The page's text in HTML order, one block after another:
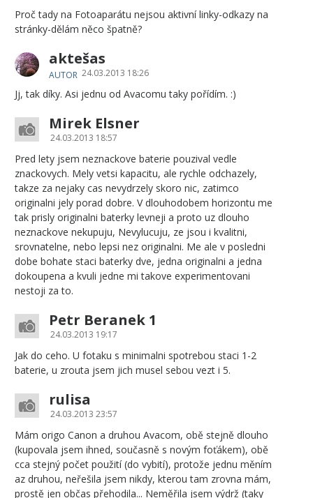
Proč tady na Fotoaparátu nejsou aktivní linky-odkazy na
stránky-dělám něco špatně?
aktešas
AUTOR 24.03.2013 18:26
Jj, tak díky. Asi jednu od Avacomu taky pořídím. :)
Mirek Elsner
24.03.2013 18:57
Pred lety jsem neznackove baterie pouzival vedle
znackovych. Mely vetsi kapacitu, ale rychle odchazely,
takze za nejaky cas nevydrzely skoro nic, zatimco
originalni jely porad dobre. V dlouhodobem horizontu me
tak prisly originalni baterky levneji a proto uz dlouho
neznackove nekupuju, Nevylucuju, ze jsou i kvalitni,
srovnatelne, nebo lepsi nez originalni. Me ale v posledni
dobe bohate staci baterky dve, jedna originalni a jedna
dokoupena a kvuli jedne mi takove experimentovani
nestoji za to.
Petr Beranek 1
24.03.2013 19:17
Jak do ceho. U fotaku s minimalni spotrebou staci 1-2
baterie, u zrouta jsem jich musel sebou vezt i 5.
rulisa
24.03.2013 23:57
Mám origo Canon a druhou Avacom, obě stejně dlouho
(kupovala jsem ihned, současně s novým foťákem), obě
cca stejný počet použití (do vybití), protože jednu měním
az druhou, neřešila jsem nikdy, kterou tam zrovna mám,
prostě jen občas přehodila... Neměřila jsem výdrž (taky